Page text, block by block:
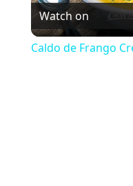
Watch on
Caldo de Frango